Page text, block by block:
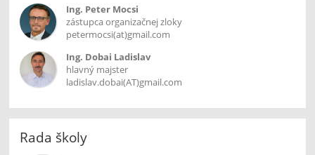
Ing. Peter Mocsi
zástupca organizačnej zloky
petermocsi(at)gmail.com
Ing. Dobai Ladislav
hlavný majster
ladislav.dobai(AT)gmail.com
Rada školy